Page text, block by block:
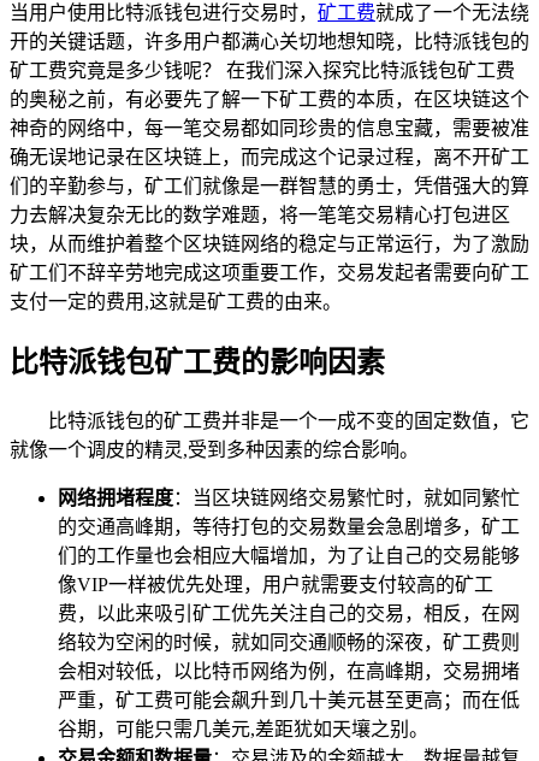
当用户使用比特派钱包进行交易时， 矿工费就成了一个无法绕
开的关键话题，许多用户都满心关切地想知晓，比特派钱包的
矿工费究竟是多少钱呢？ 在我们深入探究比特派钱包矿工费
的奥秘之前，有必要先了解一下矿工费的本质，在区块链这个
神奇的网络中，每一笔交易都如同珍贵的信息宝藏，需要被准
确无误地记录在区块链上，而完成这个记录过程，离不开矿工
们的辛勤参与，矿工们就像是一群智慧的勇士，凭借强大的算
力去解决复杂无比的数学难题，将一笔笔交易精心打包进区
块，从而维护着整个区块链网络的稳定与正常运行，为了激励
矿工们不辞辛劳地完成这项重要工作，交易发起者需要向矿工
支付一定的费用,这就是矿工费的由来。
比特派钱包矿工费的影响因素
比特派钱包的矿工费并非是一个一成不变的固定数值，它
就像一个调皮的精灵,受到多种因素的综合影响。
网络拥堵程度：当区块链网络交易繁忙时，就如同繁忙
的交通高峰期，等待打包的交易数量会急剧增多，矿工
们的工作量也会相应大幅增加，为了让自己的交易能够
像VIP一样被优先处理，用户就需要支付较高的矿工
费，以此来吸引矿工优先关注自己的交易，相反，在网
络较为空闲的时候，就如同交通顺畅的深夜，矿工费则
会相对较低，以比特币网络为例，在高峰期，交易拥堵
严重，矿工费可能会飙升到几十美元甚至更高；而在低
谷期，可能只需几美元,差距犹如天壤之别。